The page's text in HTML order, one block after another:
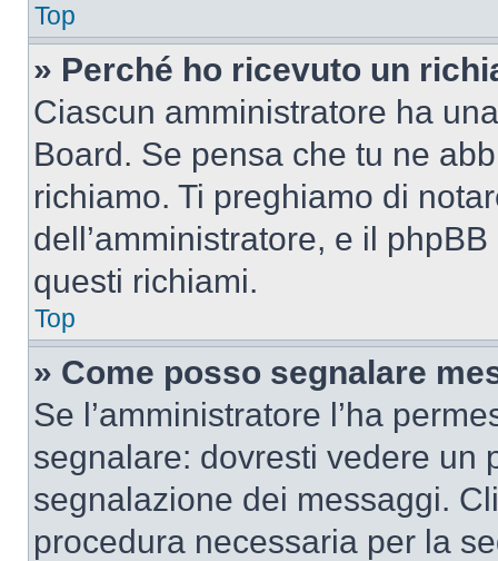
Top
» Perché ho ricevuto un
Ciascun amministratore ha
Board. Se pensa che tu ne
richiamo. Ti preghiamo di
dell’amministratore, e il
questi richiami.
Top
» Come posso segnalare
Se l’amministratore l’ha
segnalare: dovresti vedere un
segnalazione dei messaggi.
procedura necessaria per la